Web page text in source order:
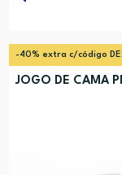
-40% extra c/código
JOGO DE CAMA